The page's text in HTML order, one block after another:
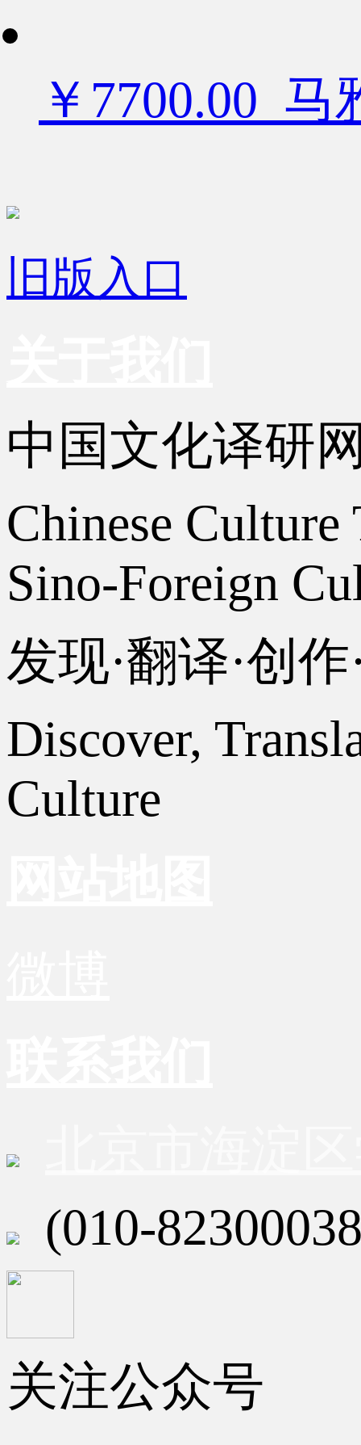
￥7700.00 马
旧版入口
中国文化译研
Chinese
Sino-Foreign
发现·翻译·创
Discover,
Culture
(010-
关注公众号